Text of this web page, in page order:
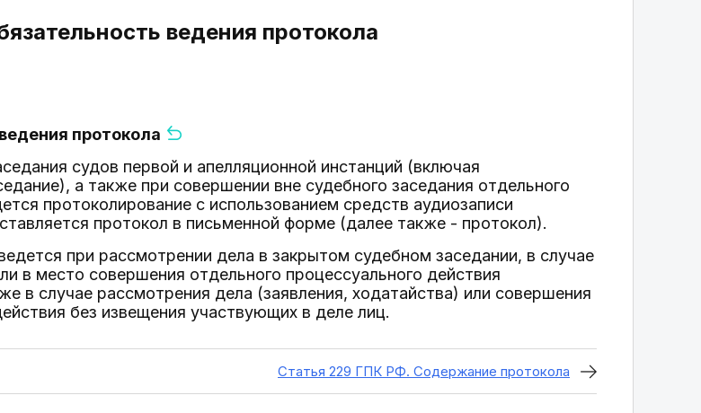
ведения протокола
протокола
судов первой и апелляционной инстанций (включая
а также при совершении вне судебного заседания отдельного
протоколирование с использованием средств аудиозаписи
протокол в письменной форме (далее также - протокол).
при рассмотрении дела в закрытом судебном заседании, в случае
в место совершения отдельного процессуального действия
в случае рассмотрения дела (заявления, ходатайства) или совершения
без извещения участвующих в деле лиц.
Статья 229 ГПК РФ. Содержание протокола